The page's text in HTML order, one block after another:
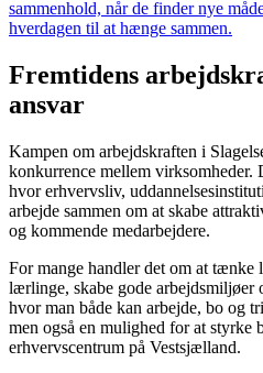
sammenhold, når de finder nye
hverdagen til at hænge sammen.
Fremtidens
ansvar
Kampen om arbejdskraften i
konkurrence mellem virksomheder.
hvor erhvervsliv,
arbejde sammen om at skabe
og kommende medarbejdere.
For mange handler det om at tænke
lærlinge, skabe gode arbejdsmiljøer
hvor man både kan arbejde, bo og
men også en mulighed for at styrke
erhvervscentrum på Vestsjælland.